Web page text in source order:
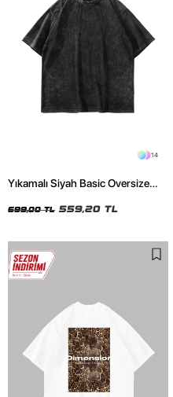
14
Yıkamalı Siyah Basic Oversize
699,00 TL 559,20 TL